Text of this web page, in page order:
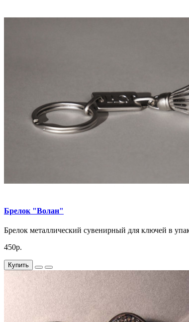
Брелок "Волан"
Брелок металлический сувенирный для ключей в
450р.
Купить